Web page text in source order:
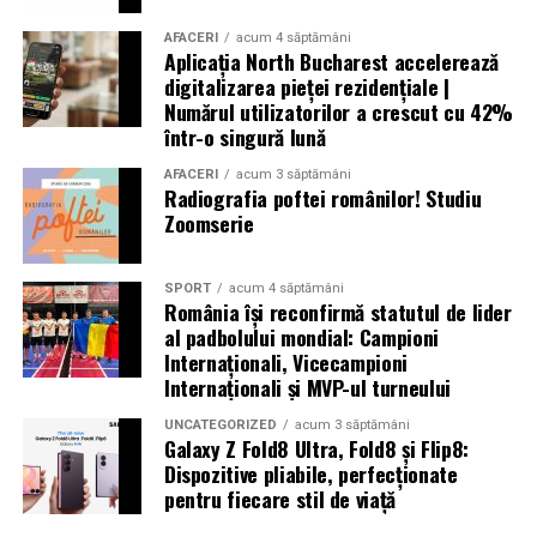
au pierdut viața, peste 6.500 au fost rănite și multe
altele au fost date dispărute. Peste 300.000 de oameni
au rămas fără locuințe în urma exploziilor devastatoare.
Autoritățile din Liban au decretat trei zile de doliu
național
Aniversări – Comemorări
– Sf. Ioan Maria Vianney, preot (Calendarul Romano-
Catolic 2026)
– 1807: S-a născut Constantin Lecca, pictor, tipograf,
editor, scriitor, traducător şi profesor; ctitorul primei
AFACERI acum 4 săptămâni
Aplicația North Bucharest accelerează
digitalizarea pieței rezidențiale |
Numărul utilizatorilor a crescut cu 42%
într-o singură lună
AFACERI acum 3 săptămâni
Radiografia poftei românilor! Studiu
Zoomserie
SPORT acum 4 săptămâni
România își reconfirmă statutul de lider
al padbolului mondial: Campioni
Internaționali, Vicecampioni
Internaționali și MVP-ul turneului
UNCATEGORIZED acum 3 săptămâni
Galaxy Z Fold8 Ultra, Fold8 și Flip8:
Dispozitive pliabile, perfecționate
pentru fiecare stil de viață